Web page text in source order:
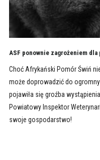
ASF ponownie zagrożeniem
Choć Afrykański Pomór Świń
może doprowadzić do
pojawiła się groźba
Powiatowy Inspektor
swoje gospodarstwo!